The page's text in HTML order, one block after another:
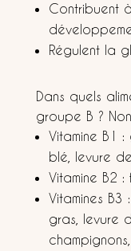
Contribuent
Régulent la
Dans quels
groupe B ?
Vitamine B1
blé, levure
Vitamine B2
Vitamines
gras, levure